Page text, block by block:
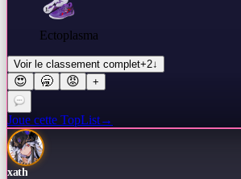
Ectoplasma
Voir le classement complet+2↓
😍 🥱 😡 +
Joue cette TopList→
xath